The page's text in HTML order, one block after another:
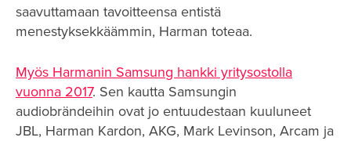
saavuttamaan tavoitteensa entistä
menestyksekkäämmin, Harman toteaa.
Myös Harmanin Samsung hankki yritysostolla
vuonna 2017. Sen kautta Samsungin
audiobrändeihin ovat jo entuudestaan kuuluneet
JBL, Harman Kardon, AKG, Mark Levinson, Arcam ja